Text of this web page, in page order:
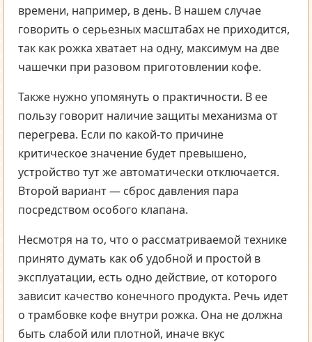
времени, например, в день. В нашем случае
говорить о серьезных масштабах не приходится,
так как рожка хватает на одну, максимум на две
чашечки при разовом приготовлении кофе.
Также нужно упомянуть о практичности. В ее
пользу говорит наличие защиты механизма от
перегрева. Если по какой-то причине
критическое значение будет превышено,
устройство тут же автоматически отключается.
Второй вариант — сброс давления пара
посредством особого клапана.
Несмотря на то, что о рассматриваемой технике
принято думать как об удобной и простой в
эксплуатации, есть одно действие, от которого
зависит качество конечного продукта. Речь идет
о трамбовке кофе внутри рожка. Она не должна
быть слабой или плотной, иначе вкус